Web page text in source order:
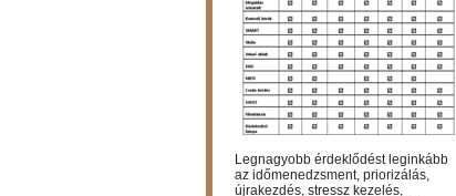
Legnagyobb érdeklődést leginkább
az időmenedzsment, priorizálás,
újrakezdés, stressz kezelés,